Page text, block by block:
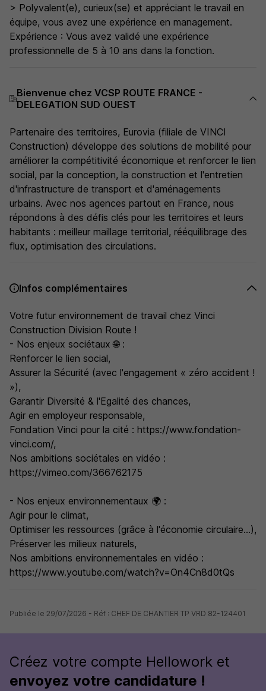
> Polyvalent(e), curieux(se) et appréciant le travail en
équipe, vous avez une expérience en management.
Expérience : Vous avez validé une expérience
professionnelle de 5 à 10 ans dans la fonction.
Bienvenue chez VCSP ROUTE FRANCE -
DELEGATION SUD OUEST
Partenaire des territoires, Eurovia (filiale de VINCI
Construction) développe des solutions de mobilité pour
améliorer la compétitivité économique et renforcer le lien
social, par la conception, la construction et l'entretien
d'infrastructure de transport et d'aménagements
urbains. Avec nos agences partout en France, nous
répondons à des défis clés pour les territoires et leurs
habitants : meilleur maillage territorial, rééquilibrage des
flux, optimisation des circulations.
Infos complémentaires
Votre futur environnement de travail chez Vinci
Construction Division Route !
- Nos enjeux sociétaux 🌐 :
Renforcer le lien social,
Assurer la Sécurité (avec l'engagement « zéro accident !
»),
Garantir Diversité & l'Egalité des chances,
Agir en employeur responsable,
Fondation Vinci pour la cité : https://www.fondation-
vinci.com/,
Nos ambitions sociétales en vidéo :
https://vimeo.com/366762175
- Nos enjeux environnementaux 🌍 :
Agir pour le climat,
Optimiser les ressources (grâce à l'économie circulaire...),
Préserver les milieux naturels,
Nos ambitions environnementales en vidéo :
https://www.youtube.com/watch?v=On4Cn8d0tQs
Publiée le 29/07/2026 - Réf : CHEF DE CHANTIER TP VRD 82-124401
Créez votre compte Hellowork et
envoyez votre candidature !